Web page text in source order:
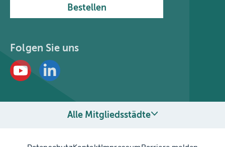
Bestellen
Folgen Sie uns
Alle Mitgliedsstädte